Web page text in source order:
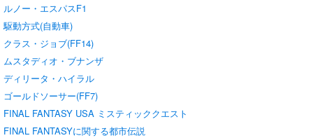
ルノー・エスパスF1
駆動方式(自動車)
クラス・ジョブ(FF14)
ムスタディオ・ブナンザ
ディリータ・ハイラル
ゴールドソーサー(FF7)
FINAL FANTASY USA ミスティッククエスト
FINAL FANTASYに関する都市伝説